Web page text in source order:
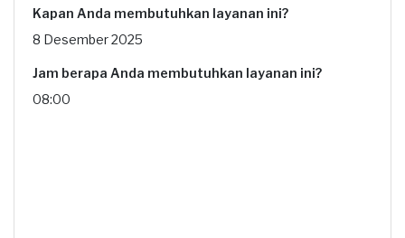
Kapan Anda membutuhkan layanan ini?
8 Desember 2025
Jam berapa Anda membutuhkan layanan ini?
08:00